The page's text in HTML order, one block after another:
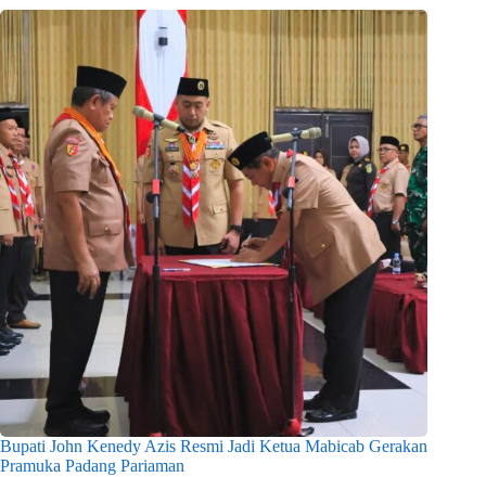
Bupati John Kenedy Azis Resmi Jadi Ketua Mabicab Gerakan
Pramuka Padang Pariaman